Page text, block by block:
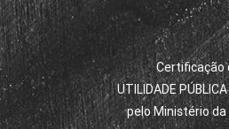
Certificação
UTILIDADE
pelo Ministério